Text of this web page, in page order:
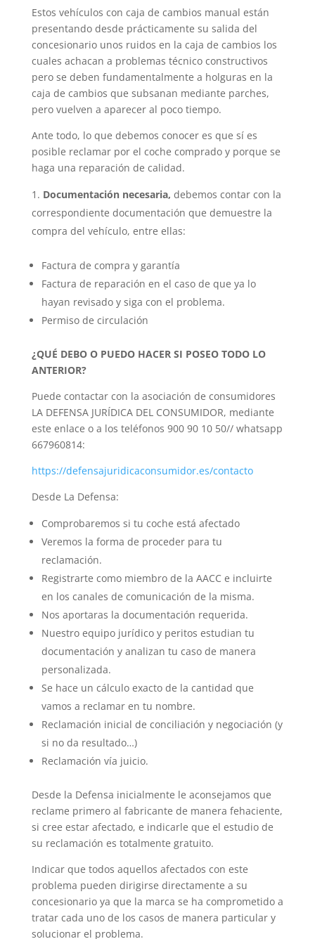
Estos vehículos con caja de cambios manual están
presentando desde prácticamente su salida del
concesionario unos ruidos en la caja de cambios los
cuales achacan a problemas técnico constructivos
pero se deben fundamentalmente a holguras en la
caja de cambios que subsanan mediante parches,
pero vuelven a aparecer al poco tiempo.
Ante todo, lo que debemos conocer es que sí es
posible reclamar por el coche comprado y porque se
haga una reparación de calidad.
Documentación necesaria, debemos contar con la
correspondiente documentación que demuestre la
compra del vehículo, entre ellas:
Factura de compra y garantía
Factura de reparación en el caso de que ya lo
hayan revisado y siga con el problema.
Permiso de circulación
¿QUÉ DEBO O PUEDO HACER SI POSEO TODO LO
ANTERIOR?
Puede contactar con la asociación de consumidores
LA DEFENSA JURÍDICA DEL CONSUMIDOR, mediante
este enlace o a los teléfonos 900 90 10 50// whatsapp
667960814:
https://defensajuridicaconsumidor.es/contacto
Desde La Defensa:
Comprobaremos si tu coche está afectado
Veremos la forma de proceder para tu
reclamación.
Registrarte como miembro de la AACC e incluirte
en los canales de comunicación de la misma.
Nos aportaras la documentación requerida.
Nuestro equipo jurídico y peritos estudian tu
documentación y analizan tu caso de manera
personalizada.
Se hace un cálculo exacto de la cantidad que
vamos a reclamar en tu nombre.
Reclamación inicial de conciliación y negociación (y
si no da resultado…)
Reclamación vía juicio.
Desde la Defensa inicialmente le aconsejamos que
reclame primero al fabricante de manera fehaciente,
si cree estar afectado, e indicarle que el estudio de
su reclamación es totalmente gratuito.
Indicar que todos aquellos afectados con este
problema pueden dirigirse directamente a su
concesionario ya que la marca se ha comprometido a
tratar cada uno de los casos de manera particular y
solucionar el problema.